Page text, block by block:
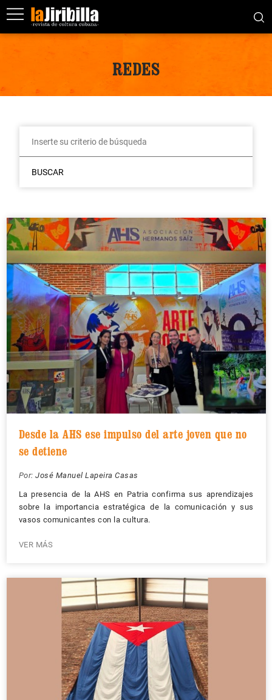
REDES
BUSCAR
Desde la AHS ese impulso del arte joven que no
se detiene
Por: José Manuel Lapeira Casas
La presencia de la AHS en Patria confirma sus aprendizajes
sobre la importancia estratégica de la comunicación y sus
vasos comunicantes con la cultura.
VER MÁS